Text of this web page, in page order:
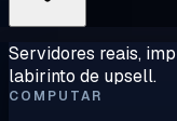
Servidores reais,
labirinto de upsell.
COMPUTAR